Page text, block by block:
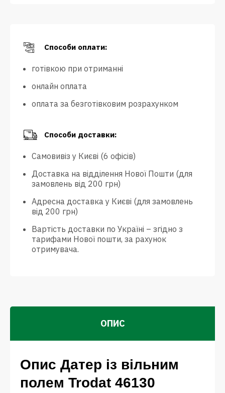
Способи оплати:
готівкою при отриманні
онлайн оплата
оплата за безготівковим розрахунком
Способи доставки:
Самовивіз у Києві (6 офісів)
Доставка на відділення Нової Пошти (для
замовлень від 200 грн)
Адресна доставка у Києві (для замовлень
від 200 грн)
Вартість доставки по Україні – згідно з
тарифами Нової пошти, за рахунок
отримувача.
ОПИС
Опис Датер із вільним
полем Trodat 46130